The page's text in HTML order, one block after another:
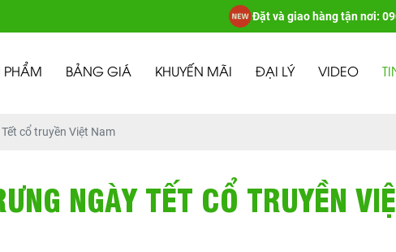
Đặt và giao hàng tận nơi:
PHẨM BẢNG GIÁ KHUYẾN MÃI ĐẠI LÝ VIDEO
cổ truyền Việt Nam
NGÀY TẾT CỔ TRUYỀN